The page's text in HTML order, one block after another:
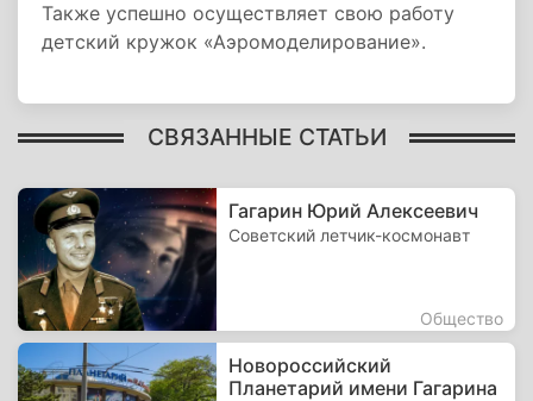
Также успешно осуществляет свою работу
детский кружок «Аэромоделирование».
СВЯЗАННЫЕ СТАТЬИ
Гагарин Юрий Алексеевич
Советский летчик-космонавт
Общество
Новороссийский
Планетарий имени Гагарина